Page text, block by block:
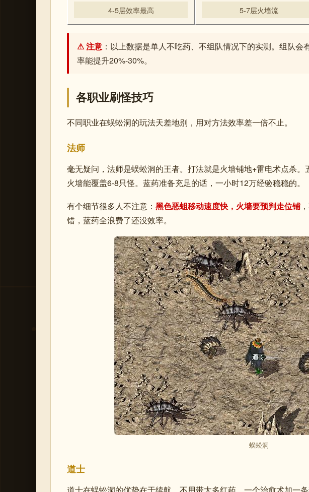
4-5层效率最高 5-7层火墙流
⚠ 注意 ：以上数据是单人不吃药、不组队情况下的实测。组队
率能提升20%-30%。
各职业刷怪技巧
不同职业在蜈蚣洞的玩法天差地别，用对方法效率差一倍不止。
法师
毫无疑问，法师是蜈蚣洞的王者。打法就是火墙铺地+雷电术点杀
火墙能覆盖6-8只怪。蓝药准备充足的话，一小时12万经验稳稳的。
有个细节很多人不注意： 黑色恶蛆移动速度快，火墙要预判走位铺
错，蓝药全浪费了还没效率。
蜈蚣洞
道士